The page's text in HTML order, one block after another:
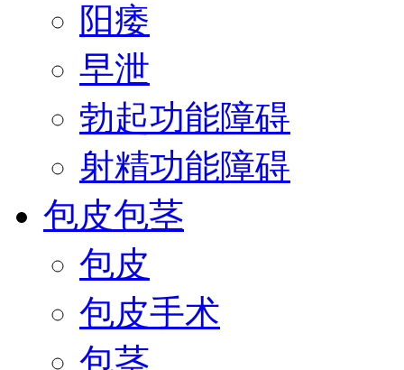
阳痿
早泄
勃起功能障碍
射精功能障碍
包皮包茎
包皮
包皮手术
包茎